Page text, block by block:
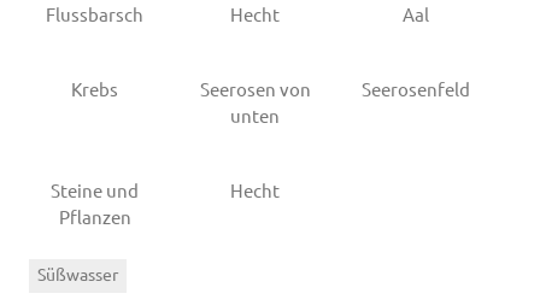
Flussbarsch Hecht Aal
Krebs
Seerosen von
unten
Seerosenfeld
Steine und
Pflanzen
Hecht
Süßwasser